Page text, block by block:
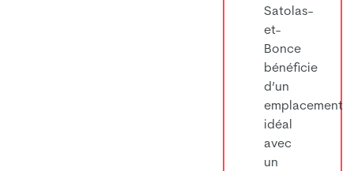
Satolas-
et-
Bonce
bénéficie
d’un
emplacement
idéal
avec
un